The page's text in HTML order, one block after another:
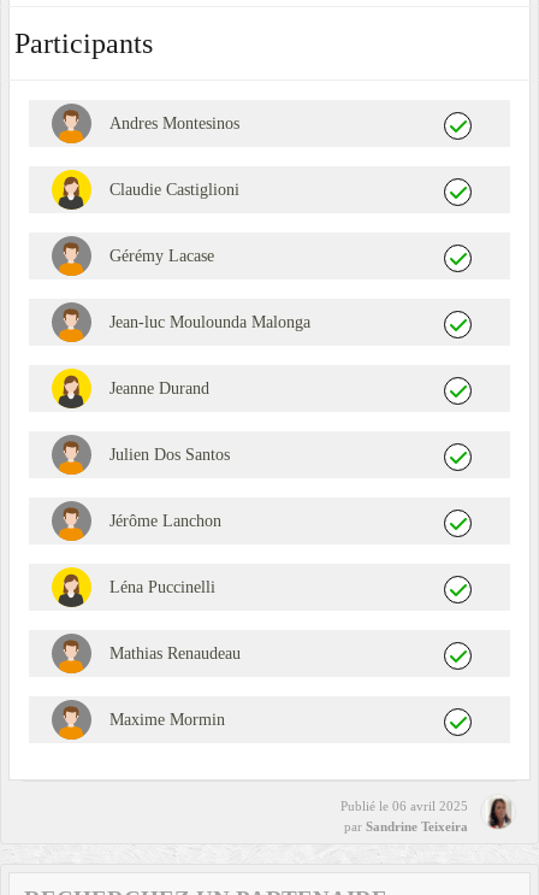
Participants
Andres Montesinos
Claudie Castiglioni
Gérémy Lacase
Jean-luc Moulounda Malonga
Jeanne Durand
Julien Dos Santos
Jérôme Lanchon
Léna Puccinelli
Mathias Renaudeau
Maxime Mormin
Publié le 06 avril 2025
par Sandrine Teixeira